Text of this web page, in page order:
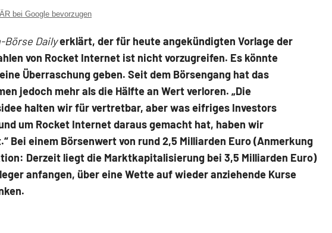
bei Google bevorzugen
Börse Dailyerklärt, der für heute angekündigten Vorlage der
von Rocket Internet ist nicht vorzugreifen. Es könnte
Überraschung geben. Seit dem Börsengang hat das
jedoch mehr als die Hälfte an Wert verloren. „Die
halten wir für vertretbar, aber was eifriges Investors
um Rocket Internet daraus gemacht hat, haben wir
Bei einem Börsenwert von rund 2,5 Milliarden Euro (Anmerkung
Derzeit liegt die Marktkapitalisierung bei 3,5 Milliarden Euro)
anfangen, über eine Wette auf wieder anziehende Kurse